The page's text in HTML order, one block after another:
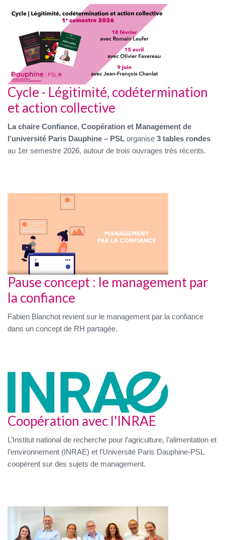
Cycle - Légitimité, codétermination
et action collective
La chaire Confiance, Coopération et Management de
l’université Paris Dauphine – PSL organise 3 tables rondes
au 1er semestre 2026, autour de trois ouvrages très récents.
Pause concept : le management par
la confiance
Fabien Blanchot revient sur le management par la confiance
dans un concept de RH partagée.
Coopération avec l'INRAE
L’Institut national de recherche pour l’agriculture, l’alimentation et
l’environnement (INRAE) et l'Université Paris Dauphine-PSL
coopèrent sur des sujets de management.